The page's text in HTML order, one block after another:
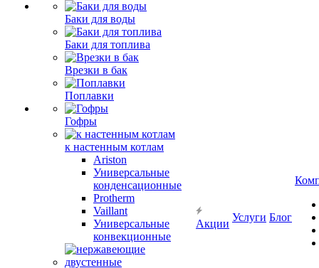
Баки для воды
Баки для топлива
Врезки в бак
Поплавки
Гофры
к настенным котлам
Ariston
Универсальные
конденсационные
Protherm
Vaillant
Универсальные
конвекционные
Акции
Услуги Блог